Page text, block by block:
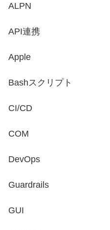
ALPN
API連携
Apple
Bashスクリプト
CI/CD
COM
DevOps
Guardrails
GUI